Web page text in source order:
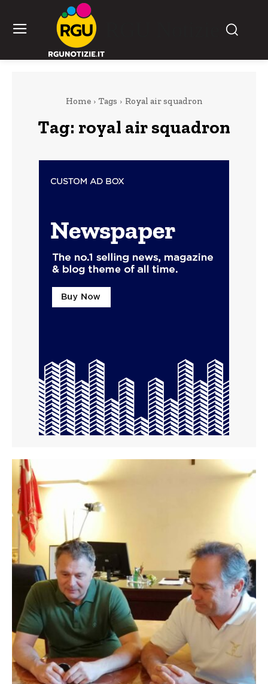
Home Tags Royal air squadron
Tag: royal air squadron